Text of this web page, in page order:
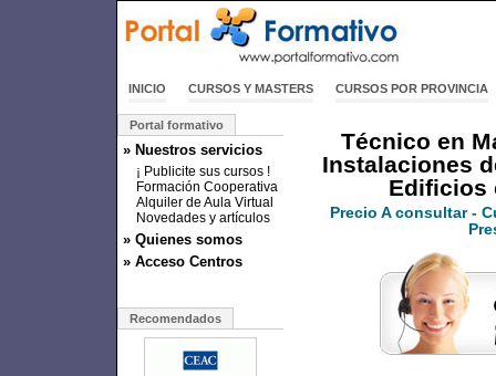
INICIO CURSOS Y MASTERS CURSOS POR PROVINCIA
Portal formativo
» Nuestros servicios
¡ Publicite sus cursos !
Formación Cooperativa
Alquiler de Aula Virtual
Novedades y artículos
» Quienes somos
» Acceso Centros
Recomendados
Técnico en
Instalaciones
Edificios
Precio A consultar -